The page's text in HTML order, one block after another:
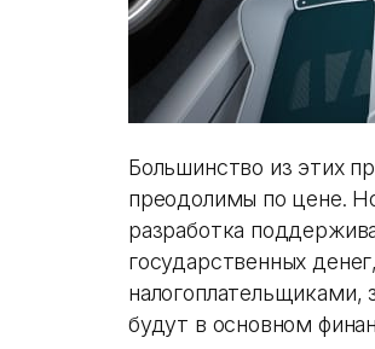
Большинство из этих
преодолимы по цене.
разработка
государственных
налогоплательщиками,
будут в основном